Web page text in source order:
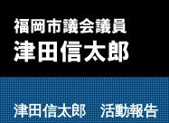
津田信太郎 活動報告